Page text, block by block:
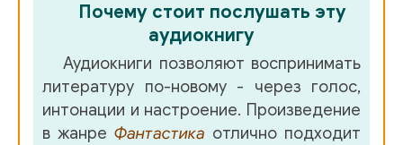
36 - 35 Джоди
38 - 37 Джоди
39 - 38 Рената
Почему стоит послушать эту
аудиокнигу
Аудиокниги позволяют воспринимать
литературу по-новому - через голос,
интонации и настроение. Произведение
в жанре Фантастика отлично подходит